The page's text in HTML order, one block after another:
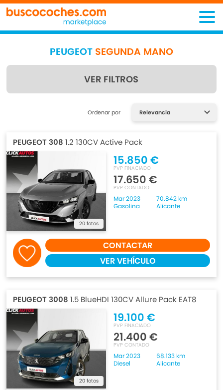
PEUGEOT SEGUNDA MANO
VER FILTROS
Encuentra lo que estás
Ordenar por
PEUGEOT 308 1.2 130CV Active Pack
20 fotos
15.850 €
PVP FINACIADO
17.650 €
PVP CONTADO
Mar 2023
70.842 km
Gasolina
Alicante
CONTACTAR
VER VEHÍCULO
PEUGEOT 3008 1.5 BlueHDI 130CV Allure Pack EAT8
20 fotos
19.100 €
PVP FINACIADO
21.400 €
PVP CONTADO
Mar 2023
68.133 km
Diesel
Alicante